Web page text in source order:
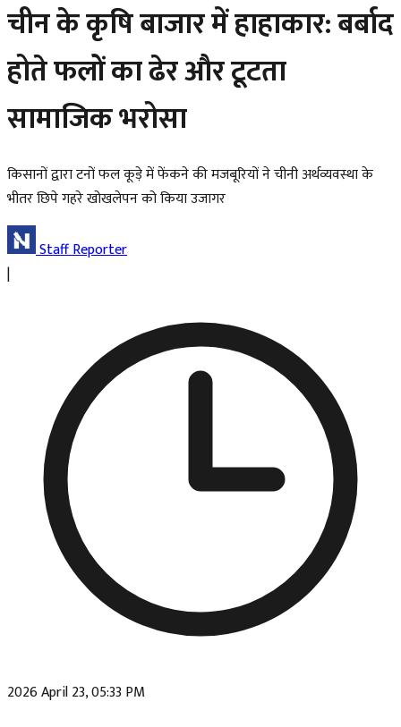
चीन के कृषि बाजार में हाहाकार: बर्बाद
होते फलों का ढेर और टूटता
सामाजिक भरोसा
किसानों द्वारा टनों फल कूड़े में फेंकने की मजबूरियों ने चीनी अर्थव्यवस्था के
भीतर छिपे गहरे खोखलेपन को किया उजागर
Staff Reporter
|
2026 April 23, 05:33 PM